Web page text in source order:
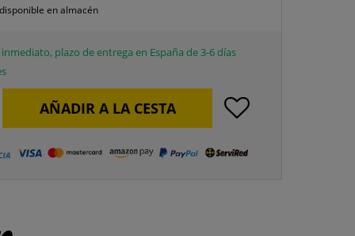
en almacén
plazo de entrega en España de 3-6 días
AÑADIR A LA CESTA